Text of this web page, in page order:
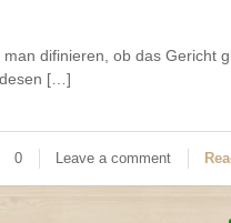
man difinieren, ob das Gericht
[…]
0 Leave a comment